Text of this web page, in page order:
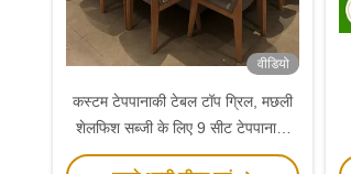
वीडियो
कस्टम टेपपानाकी टेबल टॉप ग्रिल, मछली
शेलफिश सब्जी के लिए 9 सीट टेपपानाकी
बीबीक्यू ग्रिल